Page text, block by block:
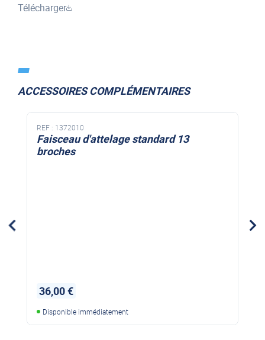
Télécharger
ACCESSOIRES COMPLÉMENTAIRES
REF : 1372010
Faisceau d'attelage standard 13
broches
36,00 €
Disponible immédiatement